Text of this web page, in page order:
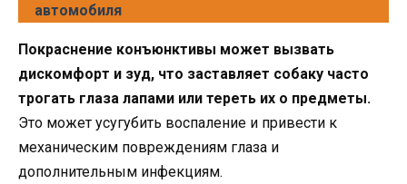
автомобиля
Покраснение конъюнктивы может вызвать
дискомфорт и зуд, что заставляет собаку часто
трогать глаза лапами или тереть их о предметы.
Это может усугубить воспаление и привести к
механическим повреждениям глаза и
дополнительным инфекциям.